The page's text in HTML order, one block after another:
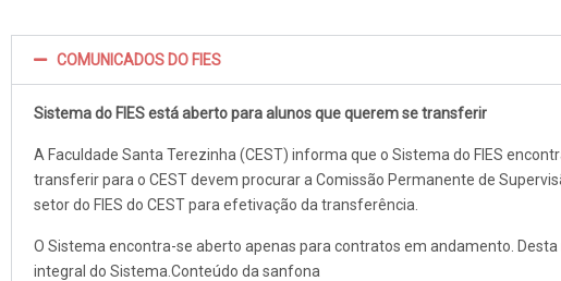
COMUNICADOS DO FIES
Sistema do FIES está aberto para alunos que querem se transferir
A Faculdade Santa Terezinha (CEST) informa que o Sistema do FIES
transferir para o CEST devem procurar a Comissão Permanente de
setor do FIES do CEST para efetivação da transferência.
O Sistema encontra-se aberto apenas para contratos em andamento.
integral do Sistema.Conteúdo da sanfona